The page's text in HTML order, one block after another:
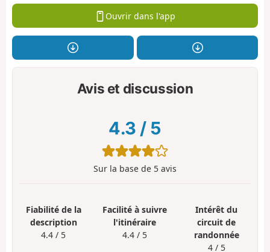
Ouvrir dans l'app
Avis et discussion
4.3 / 5
Sur la base de 5 avis
Fiabilité de la
description
4.4 / 5
Facilité à suivre
l'itinéraire
4.4 / 5
Intérêt du
circuit de
randonnée
4 / 5